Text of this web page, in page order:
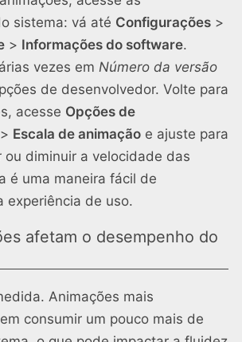
sistema: vá até Configurações >
> Informações do software.
vezes em Número da versão
de desenvolvedor. Volte para
acesse Opções de
> Escala de animação e ajuste para
ou diminuir a velocidade das
é uma maneira fácil de
experiência de uso.
afetam o desempenho do
Animações mais
consumir um pouco mais de